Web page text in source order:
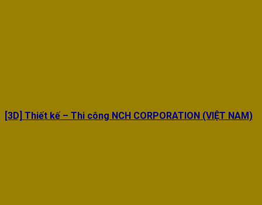
[3D] Thiết kế – Thi công NCH CORPORATION (VIỆT NAM)